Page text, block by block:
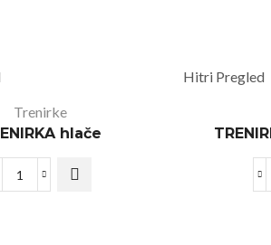
Trenirke
hlače
Hitri Pregled